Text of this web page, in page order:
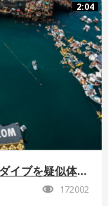
2:04
高さ28mからのぶっ飛んでるダイブを疑似体験！
172002